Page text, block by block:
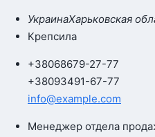
УкраинаХарьковская
Крепсила
+38068679-27-77
+38093491-67-77
info@example.com
Менеджер отдела